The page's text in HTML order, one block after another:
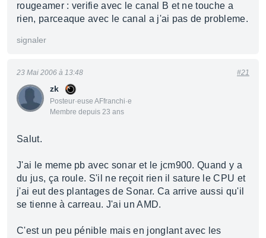
rougeamer : verifie avec le canal B et ne touche a
rien, parceaque avec le canal a j'ai pas de probleme.
signaler
zk
Posteur·euse AFfranchi·e
Membre depuis 23 ans
23 Mai 2006 à 13:48 #21
Salut.
J'ai le meme pb avec sonar et le jcm900. Quand y a
du jus, ça roule. S'il ne reçoit rien il sature le CPU et
j'ai eut des plantages de Sonar. Ca arrive aussi qu'il
se tienne à carreau. J'ai un AMD.
C'est un peu pénible mais en jonglant avec les